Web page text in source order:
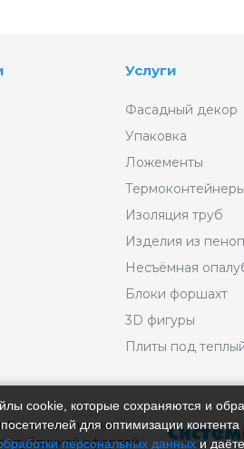
Услуги
Фасадный декор
Упаковка
Ложементы
Термоконтейнеры
Изоляция труб
Изделия из
Несъёмная
Блоки форшахт
3D фигуры
Плиты под
Размещённые на
публичной офертой.
cookie, которые сохраняются и
для оптимизации
персональных данныхи